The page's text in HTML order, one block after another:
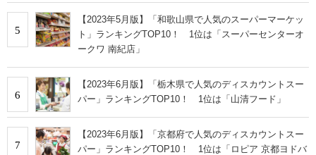
5
【2023年5月版】「和歌山県で人気のスーパーマーケッ
ト」ランキングTOP10！ 1位は「スーパーセンターオ
ークワ 南紀店」
6
【2023年6月版】「栃木県で人気のディスカウントスー
パー」ランキングTOP10！ 1位は「山清フード」
7
【2023年6月版】「京都府で人気のディスカウントスー
パー」ランキングTOP10！ 1位は「ロピア 京都ヨドバ